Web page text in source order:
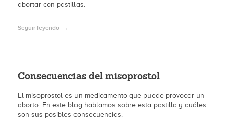
abortar con pastillas.
Seguir leyendo
Consecuencias del misoprostol
El misoprostol es un medicamento que puede provocar un
aborto. En este blog hablamos sobre esta pastilla y cuáles
son sus posibles consecuencias.